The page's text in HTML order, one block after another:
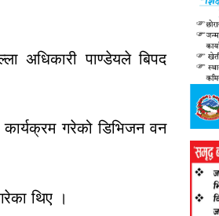
अधिकारी पाण्डेयले बिपद
गरेको डिभिजन वन
थिए ।